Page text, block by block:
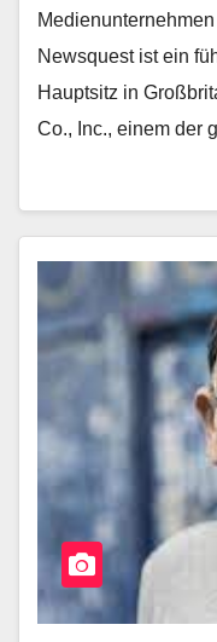
Newsquest ist ein
Hauptsitz in
Co., Inc., einem der